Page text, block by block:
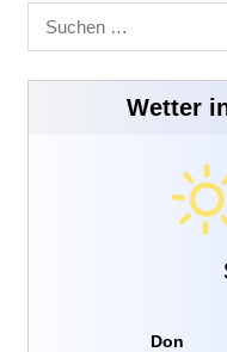
Suchen
nach:
Wetter
Don